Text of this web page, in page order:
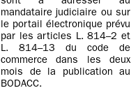
mandataire judiciaire ou sur
le portail électronique prévu
par les articles L. 814–2 et
L. 814–13 du code de
commerce dans les deux
mois de la publication au
BODACC.